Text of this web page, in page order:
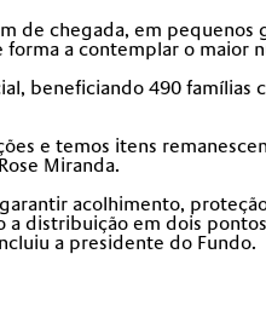
de chegada, em pequenos
a contemplar o maior
beneficiando 490 famílias
e temos itens
Miranda.
acolhimento,
a distribuição em dois
a presidente do Fundo.